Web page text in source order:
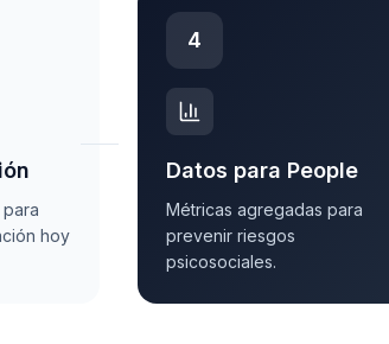
hoy
4
Datos para People
Métricas agregadas para
prevenir riesgos
psicosociales.